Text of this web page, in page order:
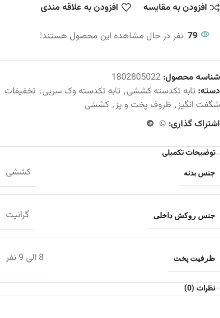
افزودن به مقایسه
افزودن به علاقه مندی
79 نفر در حال مشاهده این محصول هستند!
شناسه محصول: 1802805022
دسته: تابه تکدسته کششی, تابه تکدسته وک سربی, تخفیفات
شگفت انگیز, ظروف پخت و پز, کششی
اشتراک گذاری:
توضیحات تکمیلی
جنس بدنه کششی
جنس روکش داخلی گرانیت
ظرفیت پخت 8 الی 9 نفر
نظرات (0)